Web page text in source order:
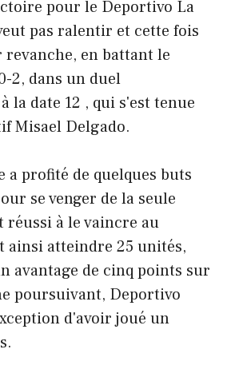
pour le Deportivo La
pas ralentir et cette fois
en battant le
2, dans un duel
la date 12 , qui s'est tenue
Misael Delgado.
a profité de quelques buts
se venger de la seule
réussi à le vaincre au
ainsi atteindre 25 unités,
avantage de cinq points sur
poursuivant, Deportivo
d'avoir joué un